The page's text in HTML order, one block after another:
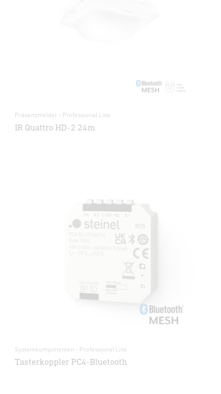
Präsenzmelder - Professional Line
IR Quattro HD-2 24m
Systemkomponenten - Professional Line
Tasterkoppler PC4-Bluetooth